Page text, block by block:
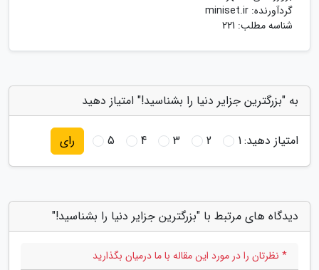
گردآورنده: miniset.ir
شناسه مطلب: 221
به "بزرگترین جزایر دنیا را بشناسید!" امتیاز دهید
امتیاز دهید:1
2
3
4
5 رای
دیدگاه های مرتبط با "بزرگترین جزایر دنیا را بشناسید!"
* نظرتان را در مورد این مقاله با ما درمیان بگذارید